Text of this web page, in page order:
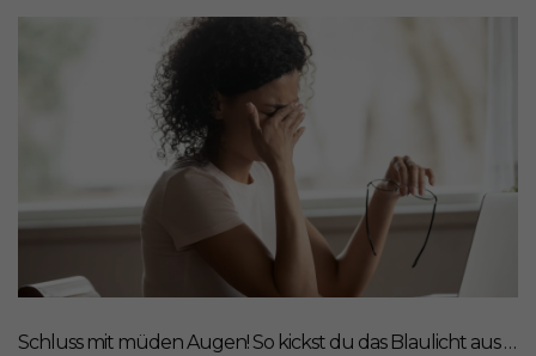
Schluss mit müden Augen! So kickst du das Blaulicht aus deinem Leben